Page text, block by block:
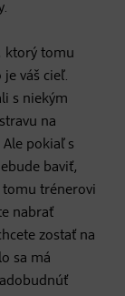
ktorý tomu
váš cieľ.
s niekým
na
pokiaľ s
baviť,
tomu trénerovi
nabrať
zostať na
sa má